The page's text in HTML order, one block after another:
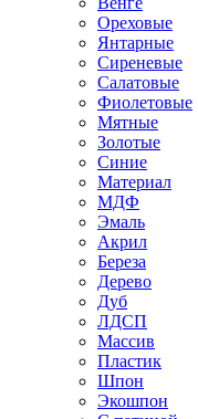
Ореховые
Янтарные
Сиреневые
Салатовые
Фиолетовые
Мятные
Золотые
Синие
Материал
МДФ
Эмаль
Акрил
Береза
Дерево
Дуб
ЛДСП
Массив
Пластик
Шпон
Экошпон